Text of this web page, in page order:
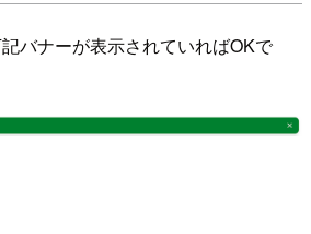
バナーが表示されていればOKで